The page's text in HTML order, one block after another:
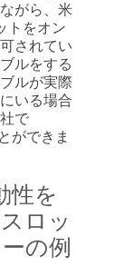
がら、米
トをオン
されてい
ルをする
ルが実際
いる場合
で
ができま
性を
ロッ
の例